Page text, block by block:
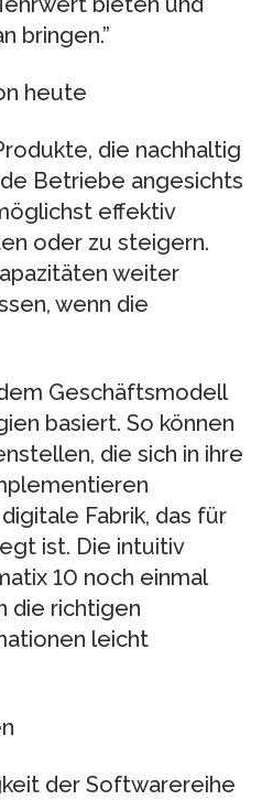
bringen.”
heute
die nachhaltig
Betriebe angesichts
effektiv
oder zu steigern.
weiter
wenn die
Geschäftsmodell
basiert. So können
die sich in ihre
Fabrik, das für
ist. Die intuitiv
10 noch einmal
die richtigen
leicht
der Softwarereihe